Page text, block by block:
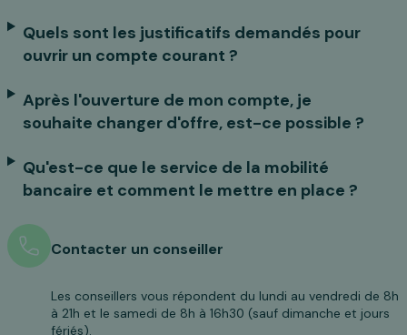
Contacter un conseiller
Les conseillers vous répondent du lundi au vendredi de 8h
à 21h et le samedi de 8h à 16h30 (sauf dimanche et jours
fériés).
Quels sont les justificatifs demandés pour
ouvrir un compte courant ?
Après l'ouverture de mon compte, je
souhaite changer d'offre, est-ce possible ?
Qu'est-ce que le service de la mobilité
bancaire et comment le mettre en place ?